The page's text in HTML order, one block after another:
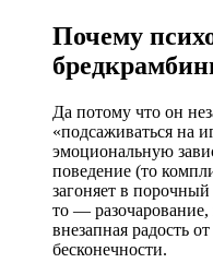
Почему
Да потому что он
«подсаживаться на
эмоциональную
поведение (то
загоняет в
то —
внезапная радость
бесконечности.